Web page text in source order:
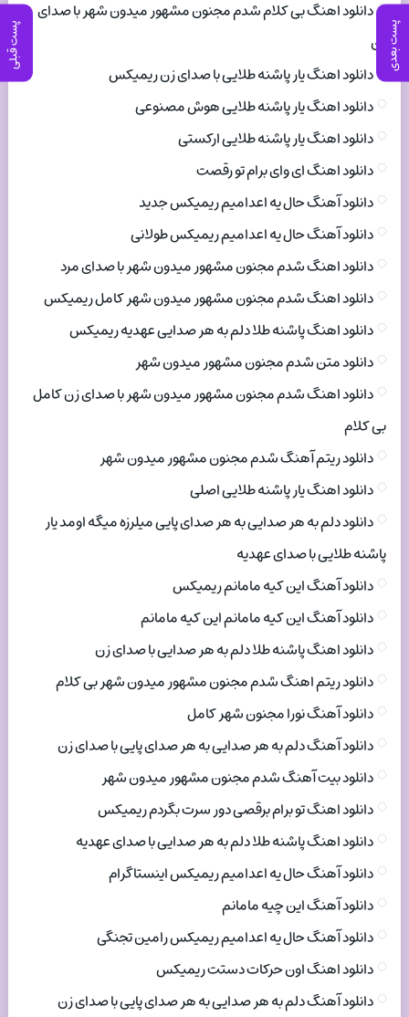
پست بعدی پست قبلی
دانلود اهنگ بی کلام شدم مجنون مشهور میدون شهر با صدای
زن
دانلود اهنگ یار پاشنه طلایی با صدای زن ریمیکس
دانلود اهنگ یار پاشنه طلایی هوش مصنوعی
دانلود اهنگ یار پاشنه طلایی ارکستی
دانلود اهنگ ای وای برام تو رقصت
دانلود آهنگ حال یه اعدامیم ریمیکس جدید
دانلود آهنگ حال یه اعدامیم ریمیکس طولانی
دانلود اهنگ شدم مجنون مشهور میدون شهر با صدای مرد
دانلود اهنگ شدم مجنون مشهور میدون شهر کامل ریمیکس
دانلود اهنگ پاشنه طلا دلم به هر صدایی عهدیه ریمیکس
دانلود متن شدم مجنون مشهور میدون شهر
دانلود اهنگ شدم مجنون مشهور میدون شهر با صدای زن کامل
بی کلام
دانلود ریتم آهنگ شدم مجنون مشهور میدون شهر
دانلود اهنگ یار پاشنه طلایی اصلی
دانلود دلم به هر صدایی به هر صدای پایی میلرزه میگه اومد یار
پاشنه طلایی با صدای عهدیه
دانلود آهنگ این کیه مامانم ریمیکس
دانلود آهنگ این کیه مامانم این کیه مامانم
دانلود اهنگ پاشنه طلا دلم به هر صدایی با صدای زن
دانلود ریتم اهنگ شدم مجنون مشهور میدون شهر بی کلام
دانلود آهنگ نورا مجنون شهر کامل
دانلود آهنگ دلم به هر صدایی به هر صدای پایی با صدای زن
دانلود بیت آهنگ شدم مجنون مشهور میدون شهر
دانلود اهنگ تو برام برقصی دور سرت بگردم ریمیکس
دانلود اهنگ پاشنه طلا دلم به هر صدایی با صدای عهدیه
دانلود آهنگ حال یه اعدامیم ریمیکس اینستاگرام
دانلود آهنگ این چیه مامانم
دانلود آهنگ حال یه اعدامیم ریمیکس رامین تجنگی
دانلود اهنگ اون حرکات دستت ریمیکس
دانلود آهنگ دلم به هر صدایی به هر صدای پایی با صدای زن